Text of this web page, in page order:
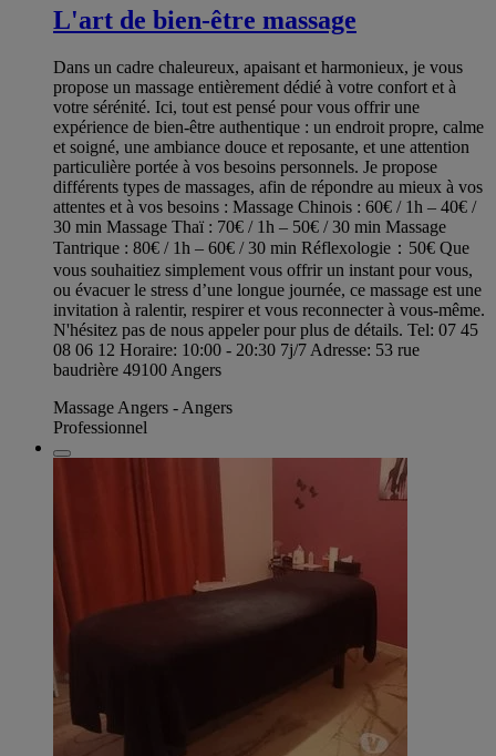
L'art de bien-être massage
Dans un cadre chaleureux, apaisant et harmonieux, je vous
propose un massage entièrement dédié à votre confort et à
votre sérénité. Ici, tout est pensé pour vous offrir une
expérience de bien-être authentique : un endroit propre, calme
et soigné, une ambiance douce et reposante, et une attention
particulière portée à vos besoins personnels. Je propose
différents types de massages, afin de répondre au mieux à vos
attentes et à vos besoins : Massage Chinois : 60€ / 1h – 40€ /
30 min Massage Thaï : 70€ / 1h – 50€ / 30 min Massage
Tantrique : 80€ / 1h – 60€ / 30 min Réflexologie：50€ Que
vous souhaitiez simplement vous offrir un instant pour vous,
ou évacuer le stress d’une longue journée, ce massage est une
invitation à ralentir, respirer et vous reconnecter à vous-même.
N'hésitez pas de nous appeler pour plus de détails. Tel: 07 45
08 06 12 Horaire: 10:00 - 20:30 7j/7 Adresse: 53 rue
baudrière 49100 Angers
Massage Angers - Angers
Professionnel